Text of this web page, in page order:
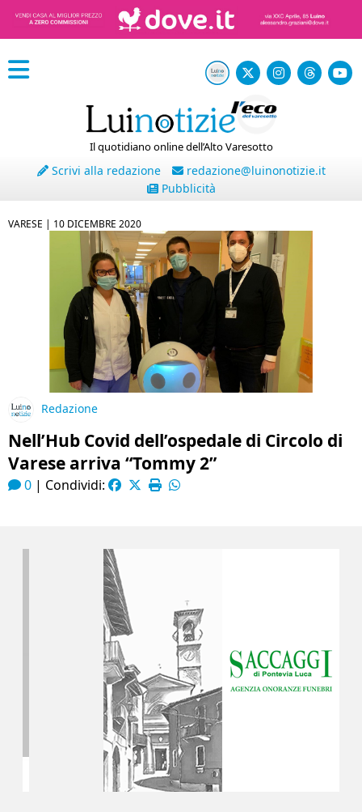
Il quotidiano online dell’Alto Varesotto
Scrivi alla redazione
redazione@luinonotizie.it
Pubblicità
VARESE | 10 DICEMBRE 2020
Redazione
Nell’Hub Covid dell’ospedale di Circolo di
Varese arriva “Tommy 2”
0 | Condividi: